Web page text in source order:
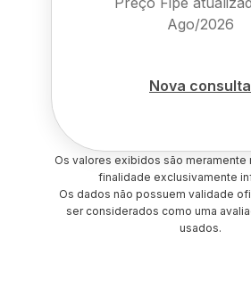
Ago/2026
Nova consulta
Os valores exibidos são meramente
finalidade exclusivamente
Os dados não possuem validade
ser considerados como uma
usados.